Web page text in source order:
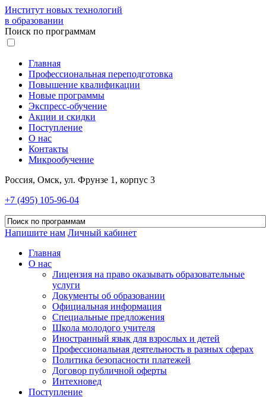
Институт новых технологий
в образовании
Поиск по программам
Главная
Профессиональная переподготовка
Повышение квалификации
Новые программы
Экспресс-обучение
Акции и скидки
Поступление
О нас
Контакты
Микрообучение
Россия, Омск, ул. Фрунзе 1, корпус 3
+7 (495) 105-96-04
Напишите нам Личный кабинет
Главная
О нас
Лицензия на право оказывать образовательные
услуги
Документы об образовании
Официальная информация
Специальные предложения
Школа молодого учителя
Иностранный язык для взрослых и детей
Профессиональная деятельность в разных сферах
Политика безопасности платежей
Договор публичной оферты
Интехновед
Поступление